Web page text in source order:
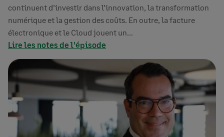
continuent d’investir dans l’innovation, la transformation
numérique et la gestion des coûts. En outre, la facture
électronique et le Cloud jouent un…
Lire les notes de l'épisode